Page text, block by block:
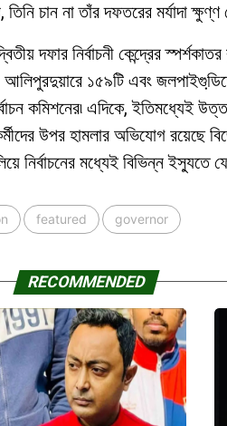
চান না তাঁর দফতরের মর্যাদা ক্ষুণ্ণ
দফার নির্বাচনী কেন্দ্রের
আলিপুরদুয়ারে ১৫৯টি এবং
কমিশনের৷ এদিকে, ইতিমধ্যেই
উপর হামলার অভিযোগ রয়েছে
নির্বাচনের মধ্যেই বিভিন্ন ইসু্যতে
featured governor
RECOMMENDED